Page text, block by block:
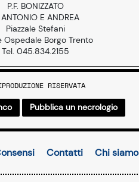
P.F. BONIZZATO
E ANDREA
Piazzale Stefani
Ospedale Borgo Trento
Tel. 045.834.2155
RISERVATA
Pubblica un necrologio
Contatti Chi siamo